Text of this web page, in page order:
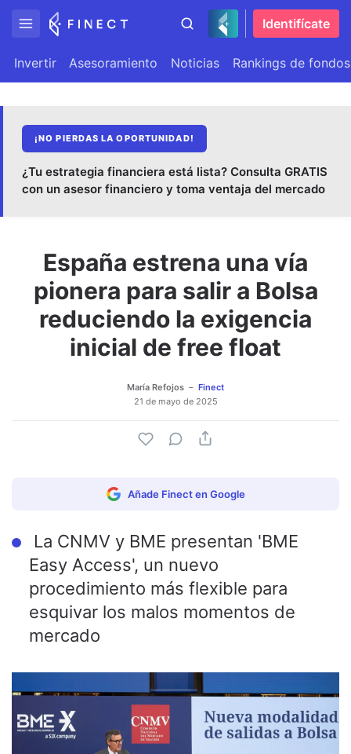
Identifícate
Invertir Asesoramiento Noticias Rankings de fondos
¡NO PIERDAS LA OPORTUNIDAD!
¿Tu estrategia financiera está lista? Consulta GRATIS
con un asesor financiero y toma ventaja del mercado
España estrena una vía
pionera para salir a Bolsa
reduciendo la exigencia
inicial de free float
María Refojos
Finect
21 de mayo de 2025
Añade Finect en Google
La CNMV y BME presentan 'BME
Easy Access', un nuevo
procedimiento más flexible para
esquivar los malos momentos de
mercado